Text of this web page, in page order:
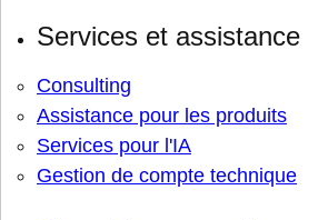
Services et assistance
Consulting
Assistance pour les produits
Services pour l'IA
Gestion de compte technique